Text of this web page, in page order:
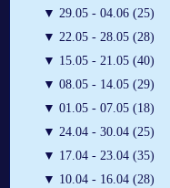
▼ 29.05 - 04.06 (25)
▼ 22.05 - 28.05 (28)
▼ 15.05 - 21.05 (40)
▼ 08.05 - 14.05 (29)
▼ 01.05 - 07.05 (18)
▼ 24.04 - 30.04 (25)
▼ 17.04 - 23.04 (35)
▼ 10.04 - 16.04 (28)